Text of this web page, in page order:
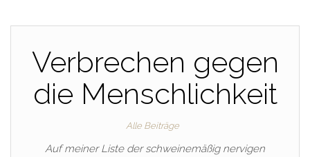
Verbrechen gegen
die Menschlichkeit
Alle Beiträge
Auf meiner Liste der schweinemäßig nervigen